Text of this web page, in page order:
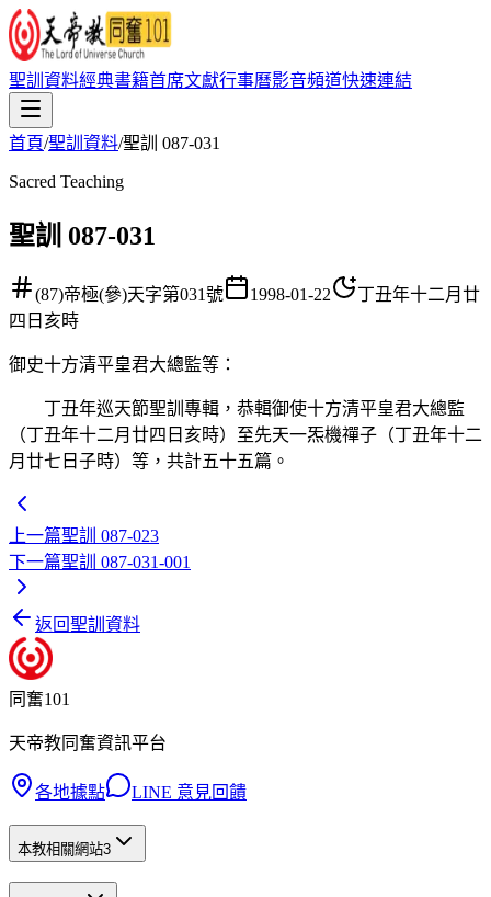
聖訓資料經典書籍首席文獻行事曆影音頻道快速連結
首頁/聖訓資料/聖訓 087-031
Sacred Teaching
聖訓 087-031
(87)帝極(參)天字第031號 1998-01-22
丁丑年十二月廿
四日亥時
御史十方清平皇君大總監等 ：
丁丑年巡天節聖訓專輯，恭輯御使十方清平皇君大總監
（丁丑年十二月廿四日亥時）至先天一炁機禪子（丁丑年十二
月廿七日子時）等，共計五十五篇。
上一篇聖訓 087-023
下一篇聖訓 087-031-001
返回聖訓資料
同奮101
天帝教同奮資訊平台
各地據點 LINE 意見回饋
本教相關網站3